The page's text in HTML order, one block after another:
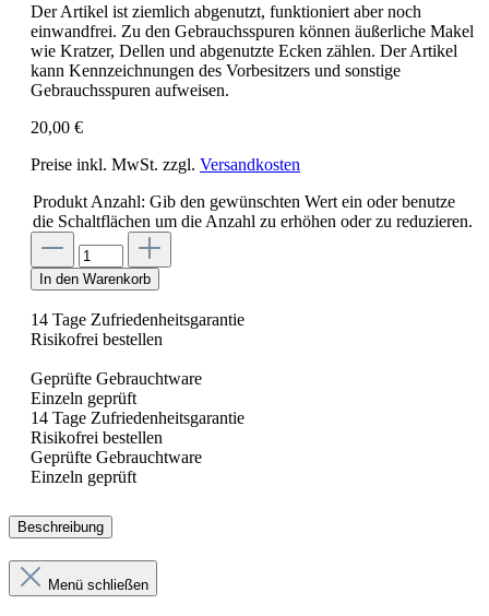
Der Artikel ist ziemlich abgenutzt, funktioniert aber noch
einwandfrei. Zu den Gebrauchsspuren können äußerliche Makel
wie Kratzer, Dellen und abgenutzte Ecken zählen. Der Artikel
kann Kennzeichnungen des Vorbesitzers und sonstige
Gebrauchsspuren aufweisen.
20,00 €
Preise inkl. MwSt. zzgl. Versandkosten
Produkt Anzahl: Gib den gewünschten Wert ein oder benutze
die Schaltflächen um die Anzahl zu erhöhen oder zu reduzieren.
In den Warenkorb
14 Tage Zufriedenheitsgarantie
Risikofrei bestellen
Geprüfte Gebrauchtware
Einzeln geprüft
14 Tage Zufriedenheitsgarantie
Risikofrei bestellen
Geprüfte Gebrauchtware
Einzeln geprüft
Beschreibung
Menü schließen